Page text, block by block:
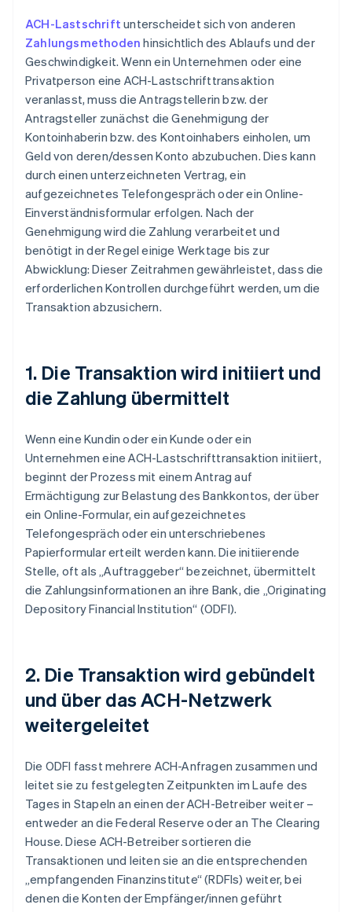
ACH-Lastschrift unterscheidet sich von anderen
Zahlungsmethoden hinsichtlich des Ablaufs und der
Geschwindigkeit. Wenn ein Unternehmen oder eine
Privatperson eine ACH-Lastschrifttransaktion
veranlasst, muss die Antragstellerin bzw. der
Antragsteller zunächst die Genehmigung der
Kontoinhaberin bzw. des Kontoinhabers einholen, um
Geld von deren/dessen Konto abzubuchen. Dies kann
durch einen unterzeichneten Vertrag, ein
aufgezeichnetes Telefongespräch oder ein Online-
Einverständnisformular erfolgen. Nach der
Genehmigung wird die Zahlung verarbeitet und
benötigt in der Regel einige Werktage bis zur
Abwicklung: Dieser Zeitrahmen gewährleistet, dass die
erforderlichen Kontrollen durchgeführt werden, um die
Transaktion abzusichern.
1. Die Transaktion wird initiiert und
die Zahlung übermittelt
Wenn eine Kundin oder ein Kunde oder ein
Unternehmen eine ACH-Lastschrifttransaktion initiiert,
beginnt der Prozess mit einem Antrag auf
Ermächtigung zur Belastung des Bankkontos, der über
ein Online-Formular, ein aufgezeichnetes
Telefongespräch oder ein unterschriebenes
Papierformular erteilt werden kann. Die initiierende
Stelle, oft als „Auftraggeber“ bezeichnet, übermittelt
die Zahlungsinformationen an ihre Bank, die „Originating
Depository Financial Institution“ (ODFI).
2. Die Transaktion wird gebündelt
und über das ACH-Netzwerk
weitergeleitet
Die ODFI fasst mehrere ACH-Anfragen zusammen und
leitet sie zu festgelegten Zeitpunkten im Laufe des
Tages in Stapeln an einen der ACH-Betreiber weiter –
entweder an die Federal Reserve oder an The Clearing
House. Diese ACH-Betreiber sortieren die
Transaktionen und leiten sie an die entsprechenden
„empfangenden Finanzinstitute“ (RDFIs) weiter, bei
denen die Konten der Empfänger/innen geführt